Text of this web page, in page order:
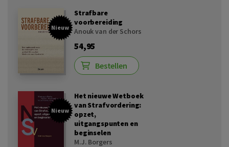
Nieuw
Strafbare
voorbereiding
Anouk van der Schors
54,95
Bestellen
Nieuw
Het nieuwe Wetboek
van Strafvordering:
opzet,
uitgangspunten en
beginselen
M.J. Borgers